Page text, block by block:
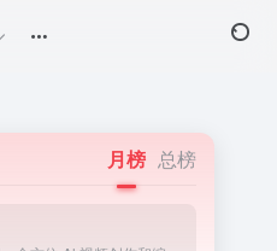
月榜 总榜